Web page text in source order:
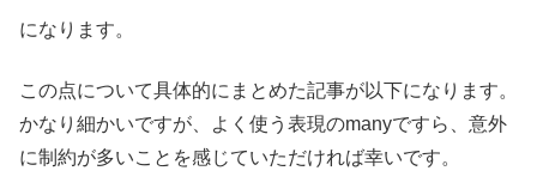
になります。
この点について具体的にまとめた記事が以下になります。
かなり細かいですが、よく使う表現のmanyですら、意外
に制約が多いことを感じていただければ幸いです。